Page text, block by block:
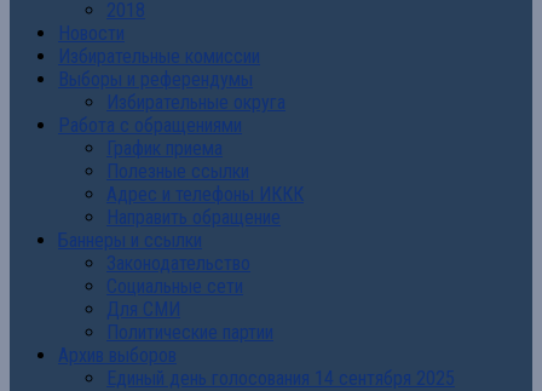
2018
Новости
Избирательные комиссии
Выборы и референдумы
Избирательные округа
Работа с обращениями
График приема
Полезные ссылки
Адрес и телефоны ИККК
Направить обращение
Баннеры и ссылки
Законодательство
Социальные сети
Для СМИ
Политические партии
Архив выборов
Единый день голосования 14 сентября 2025